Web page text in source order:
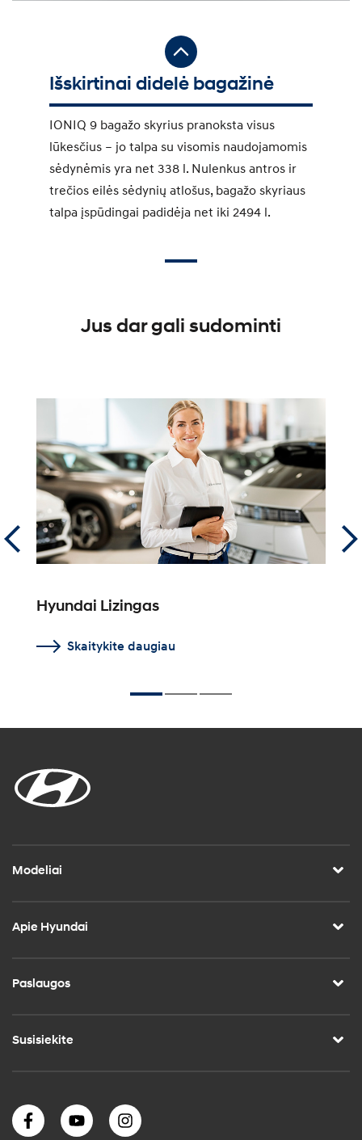
Išskirtinai didelė bagažinė
IONIQ 9 bagažo skyrius pranoksta visus
lūkesčius – jo talpa su visomis naudojamomis
sėdynėmis yra net 338 l. Nulenkus antros ir
trečios eilės sėdynių atlošus, bagažo skyriaus
talpa įspūdingai padidėja net iki 2494 l.
Jus dar gali sudominti
Hyundai Lizingas
Skaitykite daugiau
Modeliai
Apie Hyundai
Paslaugos
Susisiekite